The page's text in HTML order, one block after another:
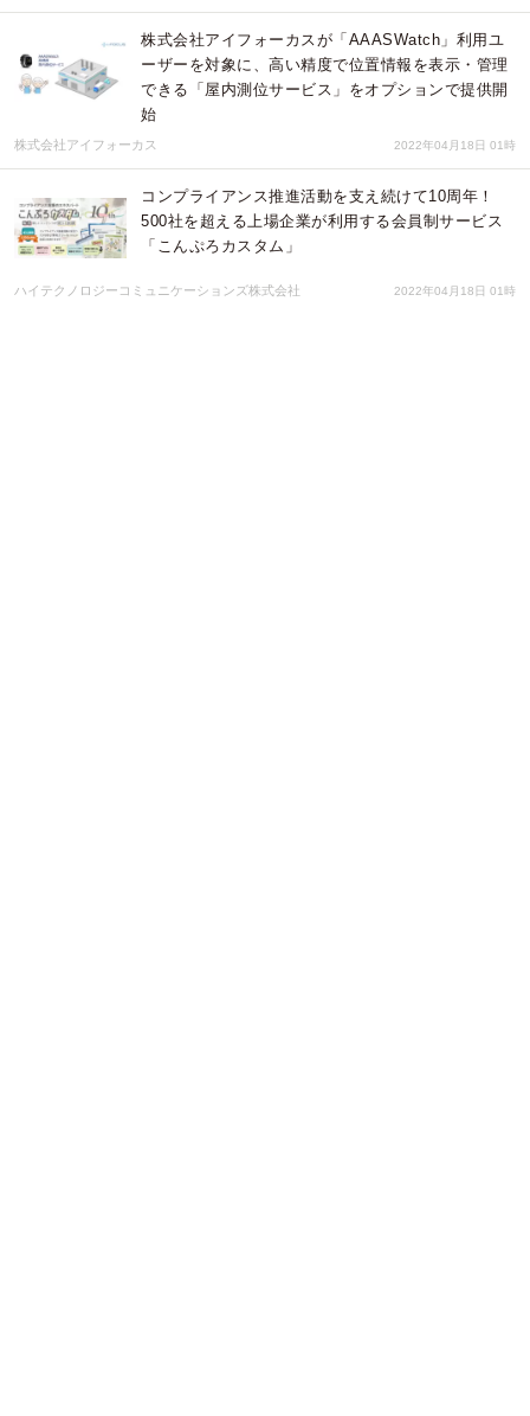
株式会社アイフォーカスが「AAASWatch」利用ユ
ーザーを対象に、高い精度で位置情報を表示・管理
できる「屋内測位サービス」をオプションで提供開
始
株式会社アイフォーカス 2022年04月18日 01時
コンプライアンス推進活動を支え続けて10周年！
500社を超える上場企業が利用する会員制サービス
「こんぷろカスタム」
ハイテクノロジーコミュニケーションズ株式会社 2022年04月18日 01時